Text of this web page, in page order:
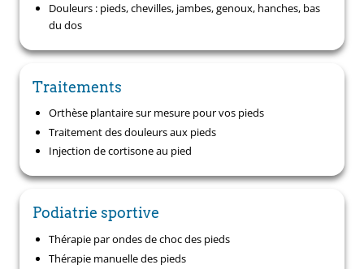
Douleurs : pieds, chevilles, jambes, genoux, hanches, bas
du dos
Traitements
Orthèse plantaire sur mesure pour vos pieds
Traitement des douleurs aux pieds
Injection de cortisone au pied
Podiatrie sportive
Thérapie par ondes de choc des pieds
Thérapie manuelle des pieds